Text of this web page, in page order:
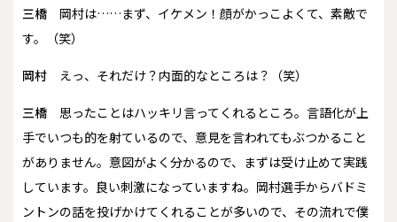
三橋
岡村は……まず、イケメン！顔がかっこよくて、素敵で
す。（笑）
岡村 えっ、それだけ？内面的なところは？（笑）
三橋
思ったことはハッキリ言ってくれるところ。言語化が上
手でいつも的を射ているので、意見を言われてもぶつかること
がありません。意図がよく分かるので、まずは受け止めて実践
しています。良い刺激になっていますね。岡村選手からバドミ
ントンの話を投げかけてくれることが多いので、その流れで僕